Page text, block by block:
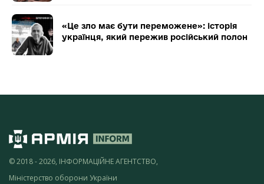
«Це зло має бути переможене»: історія
українця, який пережив російський полон
© 2018 - 2026, ІНФОРМАЦІЙНЕ АГЕНТСТВО,
Міністерство оборони України